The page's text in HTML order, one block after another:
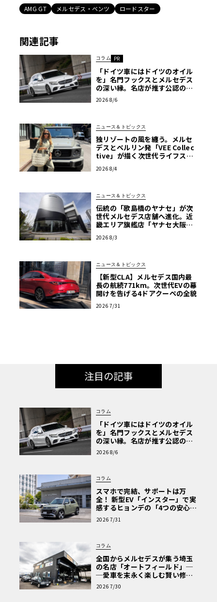
AMG GT メルセデス・ベンツ ロードスター
関連記事
コラム PR
「ドイツ車にはドイツのオイル
を」名門フックスとメルセデス
の深い縁。名店が推す公認の安
心と、Cクラスで味わうシルキー
な走り〈PR〉
2026 8/6
ニュース＆トピックス
独リゾートの風を纏う。メルセ
デスとベルリン発「VEE Collec
tive」が描く次世代ライフスタ
2026 8/4
ニュース＆トピックス
伝統の「歌島橋のヤナセ」が次
世代メルセデス店舗へ進化。近
畿エリア旗艦店「ヤナセ大阪支
2026 8/3
ニュース＆トピックス
【新型CLA】メルセデス国内最
長の航続771km。次世代EVの幕
開けを告げる4ドアクーペの全貌
2026 7/31
注目の記事
コラム
「ドイツ車にはドイツのオイル
を」名門フックスとメルセデス
の深い縁。名店が推す公認の安
心と、Cクラスで味わうシルキー
な走り〈PR〉
2026 8/6
コラム
スマホで完結、サポートは万
全！ 新型EV「インスター」で実
感するヒョンデの「4つの安心」
【第1回・ヒョンデ6つの疑問：
Why? Hyundai?】〈PR〉
2026 7/31
コラム
全国からメルセデスが集う埼玉
の名店「オートフィールド」─
─愛車を末永く楽しむ賢い修理
術と、プロがフックス製オイル
を選ぶ理由〈PR〉
2026 7/30